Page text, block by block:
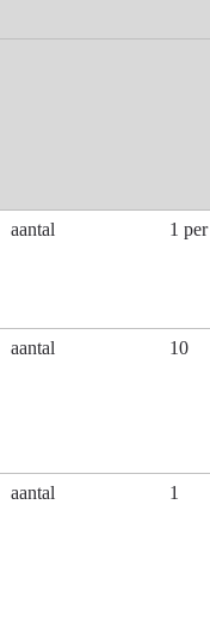
aantal 1
aantal 10
aantal 1